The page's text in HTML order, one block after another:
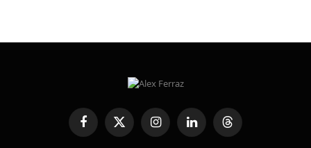
FacebookX
(Twitter)
InstagramLinkedInThreads